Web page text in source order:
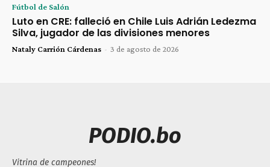
Fútbol de Salón
Luto en CRE: falleció en Chile Luis Adrián Ledezma
Silva, jugador de las divisiones menores
Nataly Carrión Cárdenas - 3 de agosto de 2026
PODIO.bo
Vitrina de campeones!